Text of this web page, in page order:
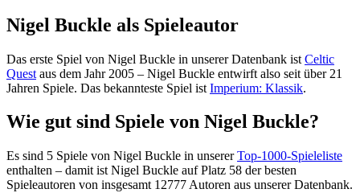
Nigel Buckle als Spieleautor
Das erste Spiel von Nigel Buckle in unserer Datenbank ist Celtic
Quest aus dem Jahr 2005 – Nigel Buckle entwirft also seit über 21
Jahren Spiele. Das bekannteste Spiel ist Imperium: Klassik.
Wie gut sind Spiele von Nigel Buckle?
Es sind 5 Spiele von Nigel Buckle in unsererTop-1000-Spieleliste
enthalten – damit ist Nigel Buckle auf Platz 58 der besten
Spieleautoren von insgesamt 12777 Autoren aus unserer Datenbank.